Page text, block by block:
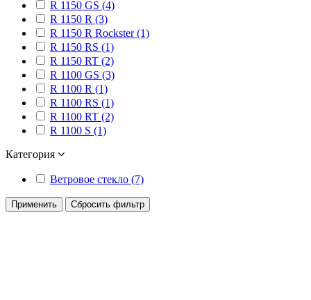
R 1150 GS (4)
R 1150 R (3)
R 1150 R Rockster (1)
R 1150 RS (1)
R 1150 RT (2)
R 1100 GS (3)
R 1100 R (1)
R 1100 RS (1)
R 1100 RT (2)
R 1100 S (1)
Категория
Ветровое стекло (7)
Применить Сбросить фильтр